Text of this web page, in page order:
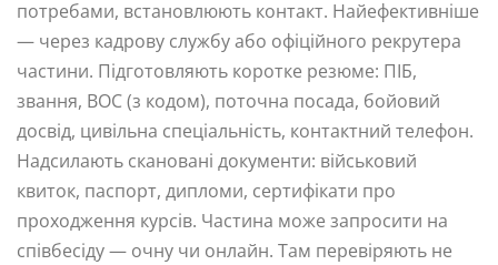
потребами, встановлюють контакт. Найефективніше
— через кадрову службу або офіційного рекрутера
частини. Підготовляють коротке резюме: ПІБ,
звання, ВОС (з кодом), поточна посада, бойовий
досвід, цивільна спеціальність, контактний телефон.
Надсилають скановані документи: військовий
квиток, паспорт, дипломи, сертифікати про
проходження курсів. Частина може запросити на
співбесіду — очну чи онлайн. Там перевіряють не